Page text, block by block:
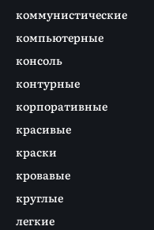
коммунистические
компьютерные
консоль
контурные
корпоративные
красивые
краски
кровавые
круглые
легкие